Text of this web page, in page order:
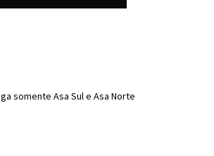
somente Asa Sul e Asa Norte